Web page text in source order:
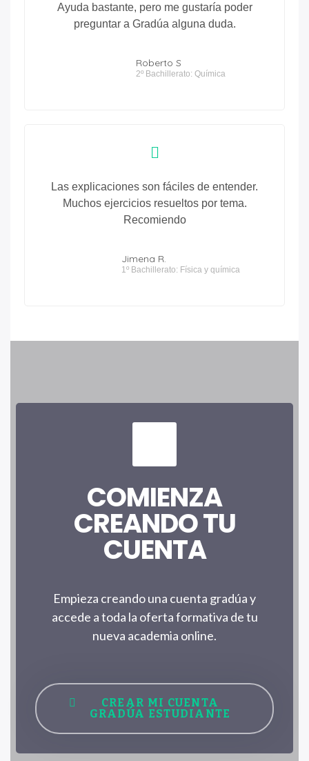
Ayuda bastante, pero me gustaría poder
preguntar a Gradúa alguna duda.
Roberto S
2º Bachillerato: Química
Las explicaciones son fáciles de entender.
Muchos ejercicios resueltos por tema.
Recomiendo
Jimena R.
1º Bachillerato: Física y química
COMIENZA
CREANDO TU
CUENTA
Empieza creando una cuenta gradúa y
accede a toda la oferta formativa de tu
nueva academia online.
CREAR MI CUENTA
GRADÚA ESTUDIANTE